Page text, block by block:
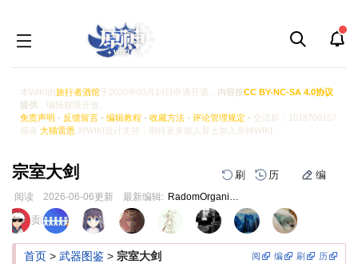
本WIKI由旅行者酒馆于2020年03月14日申请开通， 内容按CC BY-NC-SA 4.0协议
提供 ，编辑权限开放。
免责声明 • 反馈留言 • 编辑教程 • 收藏方法 • 评论管理规定 • 交流群：1018709157
感谢 大猫雷恩 对WIKI设计支持，期待更多能人异士加入原神WIKI。
宗室大剑 刷 历 编
阅读 2026-06-06更新 最新编辑: RadomOrganism
跳
到
导
跳
到
搜
页面贡献者 :
阅 编 刷 历
首页 > 武器图鉴 > 宗室大剑